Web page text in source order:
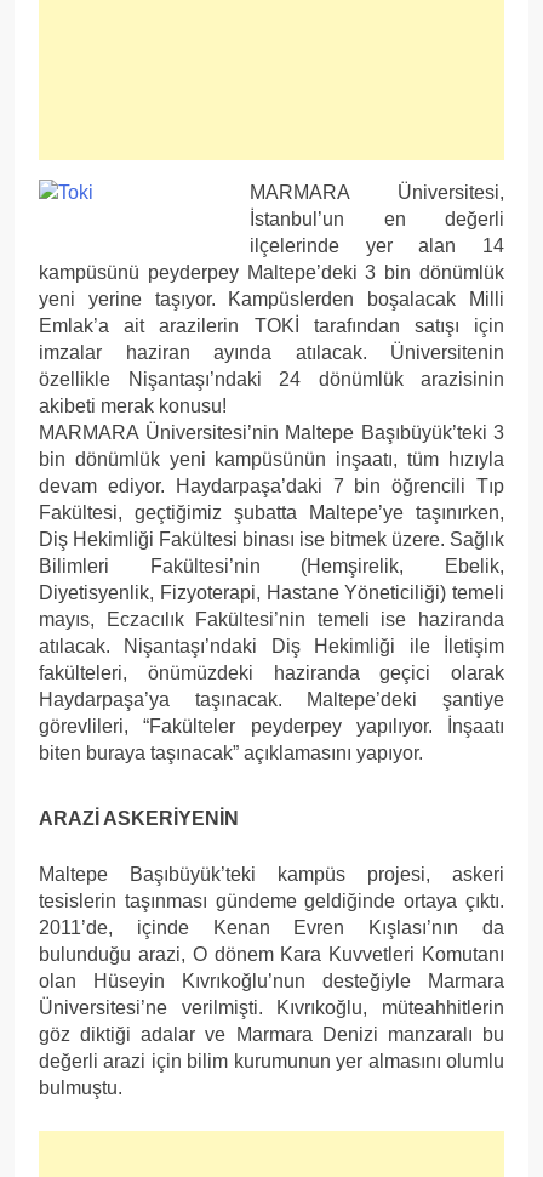
MARMARA Üniversitesi,
İstanbul’un en değerli
ilçelerinde yer alan 14
kampüsünü peyderpey Maltepe’deki 3 bin dönümlük
yeni yerine taşıyor. Kampüslerden boşalacak Milli
Emlak’a ait arazilerin TOKİ tarafından satışı için
imzalar haziran ayında atılacak. Üniversitenin
özellikle Nişantaşı’ndaki 24 dönümlük arazisinin
akibeti merak konusu!
MARMARA Üniversitesi’nin Maltepe Başıbüyük’teki 3
bin dönümlük yeni kampüsünün inşaatı, tüm hızıyla
devam ediyor. Haydarpaşa’daki 7 bin öğrencili Tıp
Fakültesi, geçtiğimiz şubatta Maltepe’ye taşınırken,
Diş Hekimliği Fakültesi binası ise bitmek üzere. Sağlık
Bilimleri Fakültesi’nin (Hemşirelik, Ebelik,
Diyetisyenlik, Fizyoterapi, Hastane Yöneticiliği) temeli
mayıs, Eczacılık Fakültesi’nin temeli ise haziranda
atılacak. Nişantaşı’ndaki Diş Hekimliği ile İletişim
fakülteleri, önümüzdeki haziranda geçici olarak
Haydarpaşa’ya taşınacak. Maltepe’deki şantiye
görevlileri, “Fakülteler peyderpey yapılıyor. İnşaatı
biten buraya taşınacak” açıklamasını yapıyor.
ARAZİ ASKERİYENİN
Maltepe Başıbüyük’teki kampüs projesi, askeri
tesislerin taşınması gündeme geldiğinde ortaya çıktı.
2011’de, içinde Kenan Evren Kışlası’nın da
bulunduğu arazi, O dönem Kara Kuvvetleri Komutanı
olan Hüseyin Kıvrıkoğlu’nun desteğiyle Marmara
Üniversitesi’ne verilmişti. Kıvrıkoğlu, müteahhitlerin
göz diktiği adalar ve Marmara Denizi manzaralı bu
değerli arazi için bilim kurumunun yer almasını olumlu
bulmuştu.